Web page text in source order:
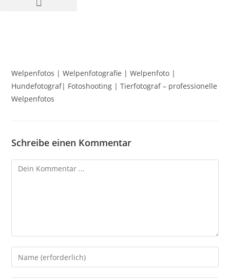
Welpenfotos | Welpenfotografie | Welpenfoto |
Hundefotograf| Fotoshooting | Tierfotograf – professionelle
Welpenfotos
Schreibe einen Kommentar